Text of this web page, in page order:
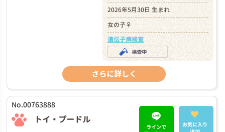
2026年5月30日 生まれ
女の子♀
遺伝子病検査
さらに詳しく
No.00763888
トイ・プードル
ラインで
お気に入り